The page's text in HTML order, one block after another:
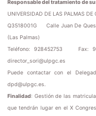
Responsable del tratamiento de
UNIVERSIDAD DE LAS PALMAS
Q3518001G Calle Juan De
(Las Palmas)
Teléfono: 928452753
Fax:
director_sori@ulpgc.es
Puede contactar con el
dpd@ulpgc.es.
Finalidad: Gestión de las
que tendrán lugar en el X